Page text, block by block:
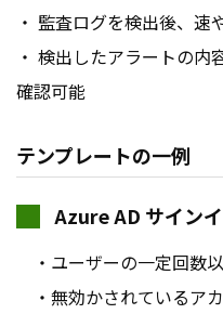
・ 監査ログを検出後、速
・ 検出したアラートの
確認可能
テンプレートの一例
Azure AD サイン
・ユーザーの一定回数
・無効かされているア